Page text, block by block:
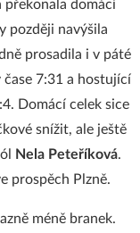
překonala domácí
později navýšila
prosadila i v páté
7:31 a hostující
Domácí celek sice
snížit, ale ještě
Nela Peteříková.
prospěch Plzně.
méně branek.